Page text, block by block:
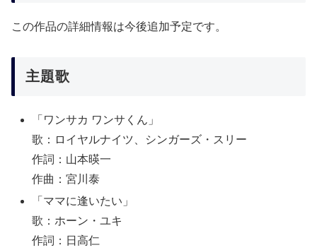
この作品の詳細情報は今後追加予定です。
主題歌
「ワンサカ ワンサくん」
歌：ロイヤルナイツ、シンガーズ・スリー
作詞：山本暎一
作曲：宮川泰
「ママに逢いたい」
歌：ホーン・ユキ
作詞：日高仁